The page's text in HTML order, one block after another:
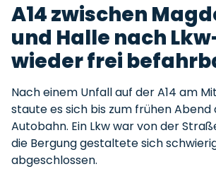
A14 zwischen
und Halle nach
wieder frei
Nach einem Unfall auf der A14 am
staute es sich bis zum frühen Abend
Autobahn. Ein Lkw war von der
die Bergung gestaltete sich
abgeschlossen.